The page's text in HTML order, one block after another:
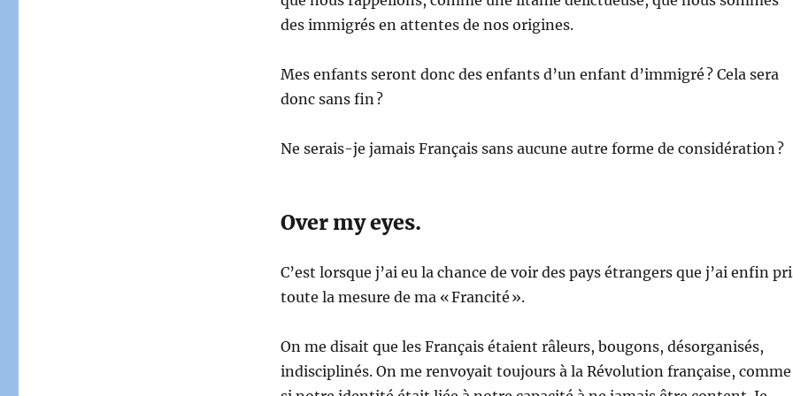
des immigrés en attentes de nos origines.
Mes enfants seront donc des enfants d’un enfant d’immigré ? Cela sera
donc sans fin ?
Ne serais-je jamais Français sans aucune autre forme de considération ?
Over my eyes.
C’est lorsque j’ai eu la chance de voir des pays étrangers que j’ai enfin
toute la mesure de ma « Francité ».
On me disait que les Français étaient râleurs, bougons, désorganisés,
indisciplinés. On me renvoyait toujours à la Révolution française, comme